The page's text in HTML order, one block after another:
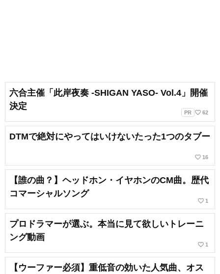
六合主催「此岸夜奏 -SHIGAN YASO- Vol.4」開催
決定
PR favorite_border 62
DTMで絶対にやってはいけないたった1つのタブー
favorite_border 16
【誰の曲？】ヘッドホン・イヤホンのCM曲。歴代
コマーシャルソング
favorite_border 1
プロドラマーが選ぶ。本当に見て欲しいトレーニ
ング動画
favorite_border 1
【ウーファー必須】重低音の効いた人気曲、オス